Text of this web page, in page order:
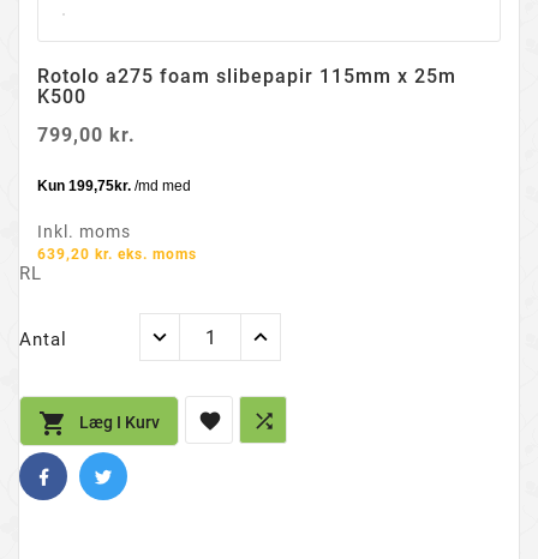
Rotolo a275 foam slibepapir 115mm x 25m
K500
799,00 kr.
Inkl. moms
639,20 kr. eks. moms
RL
Antal
 Læg I Kurv  